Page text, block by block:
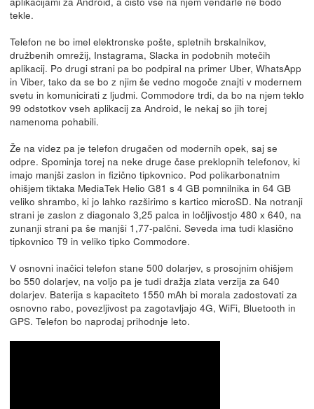
tekle.
Telefon ne bo imel elektronske pošte, spletnih brskalnikov,
družbenih omrežij, Instagrama, Slacka in podobnih motečih
aplikacij. Po drugi strani pa bo podpiral na primer Uber, WhatsApp
in Viber, tako da se bo z njim še vedno mogoče znajti v modernem
svetu in komunicirati z ljudmi. Commodore trdi, da bo na njem teklo
99 odstotkov vseh aplikacij za Android, le nekaj so jih torej
namenoma pohabili.
Že na videz pa je telefon drugačen od modernih opek, saj se
odpre. Spominja torej na neke druge čase preklopnih telefonov, ki
imajo manjši zaslon in fizično tipkovnico. Pod polikarbonatnim
ohišjem tiktaka MediaTek Helio G81 s 4 GB pomnilnika in 64 GB
veliko shrambo, ki jo lahko razširimo s kartico microSD. Na notranji
strani je zaslon z diagonalo 3,25 palca in ločljivostjo 480 x 640, na
zunanji strani pa še manjši 1,77-palčni. Seveda ima tudi klasično
tipkovnico T9 in veliko tipko Commodore.
V osnovni inačici telefon stane 500 dolarjev, s prosojnim ohišjem
bo 550 dolarjev, na voljo pa je tudi dražja zlata verzija za 640
dolarjev. Baterija s kapaciteto 1550 mAh bi morala zadostovati za
osnovno rabo, povezljivost pa zagotavljajo 4G, WiFi, Bluetooth in
GPS. Telefon bo naprodaj prihodnje leto.